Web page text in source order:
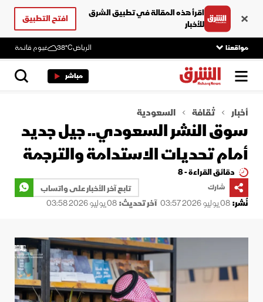
اقرأ هذه المقالة في تطبيق الشرق
للأخبار
افتح التطبيق
مواقعنا الرياض38°C غيوم قاتمة
مباشر
أخبار ثقافة السعودية
سوق النشر السعودي.. جيل جديد
أمام تحديات الاستدامة والترجمة
دقائق القراءة - 8
شارك
تابع آخر الأخبار على واتساب
نُشر:08 يوليو 2026 03:57 آخر تحديث:08 يوليو 2026 03:58